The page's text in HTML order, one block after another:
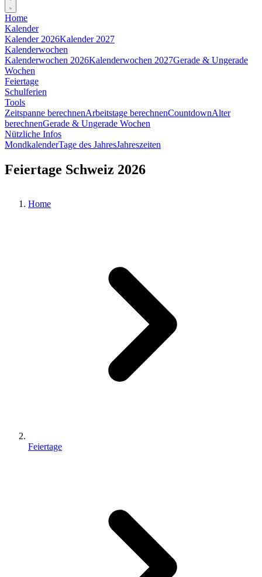
Home
Kalender
Kalender 2026Kalender 2027
Kalenderwochen
Kalenderwochen 2026Kalenderwochen 2027Gerade & Ungerade
Wochen
Feiertage
Schulferien
Tools
Zeitspanne berechnenArbeitstage berechnenCountdownAlter
berechnenGerade & Ungerade Wochen
Nützliche Infos
MondkalenderTage des JahresJahreszeiten
Feiertage Schweiz 2026
Home
Feiertage